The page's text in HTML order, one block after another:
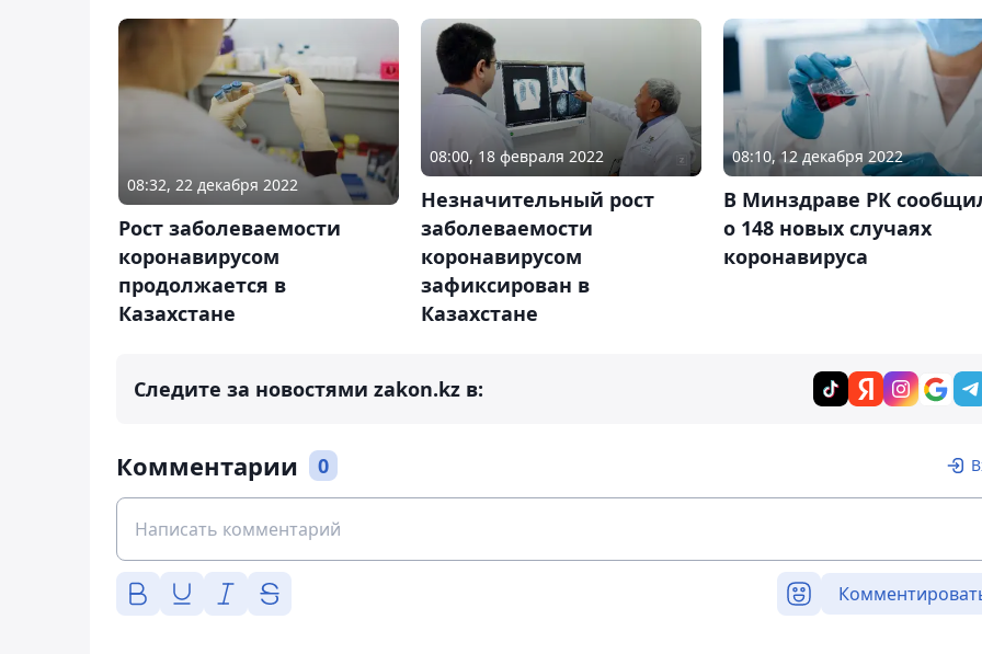
08:32, 22 декабря 2022
Рост заболеваемости
коронавирусом
продолжается в
Казахстане
08:00, 18 февраля 2022
Незначительный рост
заболеваемости
коронавирусом
зафиксирован в
Казахстане
08:10, 12 декабря 2022
В Минздраве РК
о 148 новых случаях
коронавируса
Следите за новостями zakon.kz в:
Комментарии 0